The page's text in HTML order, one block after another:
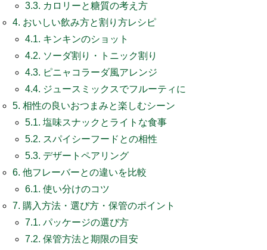
3.3. カロリーと糖質の考え方
4. おいしい飲み方と割り方レシピ
4.1. キンキンのショット
4.2. ソーダ割り・トニック割り
4.3. ピニャコラーダ風アレンジ
4.4. ジュースミックスでフルーティに
5. 相性の良いおつまみと楽しむシーン
5.1. 塩味スナックとライトな食事
5.2. スパイシーフードとの相性
5.3. デザートペアリング
6. 他フレーバーとの違いを比較
6.1. 使い分けのコツ
7. 購入方法・選び方・保管のポイント
7.1. パッケージの選び方
7.2. 保管方法と期限の目安